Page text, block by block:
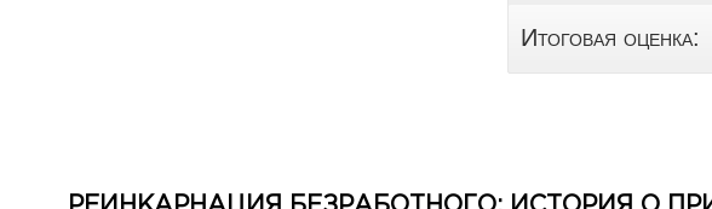
Итоговая оценка: